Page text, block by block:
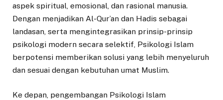
aspek spiritual, emosional, dan rasional manusia.
Dengan menjadikan Al-Qur’an dan Hadis sebagai
landasan, serta mengintegrasikan prinsip-prinsip
psikologi modern secara selektif, Psikologi Islam
berpotensi memberikan solusi yang lebih menyeluruh
dan sesuai dengan kebutuhan umat Muslim.
Ke depan, pengembangan Psikologi Islam